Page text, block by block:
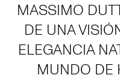
MASSIMO
DE UNA
ELEGANCIA
MUNDO DE